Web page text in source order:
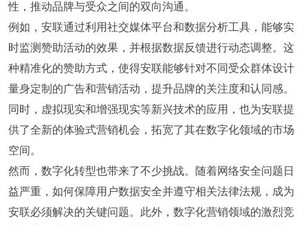
性，推动品牌与受众之间的双向沟通。
例如，安联通过利用社交媒体平台和数据分析工具，能够实
时监测赞助活动的效果，并根据数据反馈进行动态调整。这
种精准化的赞助方式，使得安联能够针对不同受众群体设计
量身定制的广告和营销活动，提升品牌的关注度和认同感。
同时，虚拟现实和增强现实等新兴技术的应用，也为安联提
供了全新的体验式营销机会，拓宽了其在数字化领域的市场
空间。
然而，数字化转型也带来了不少挑战。随着网络安全问题日
益严重，如何保障用户数据安全并遵守相关法律法规，成为
安联必须解决的关键问题。此外，数字化营销领域的激烈竞